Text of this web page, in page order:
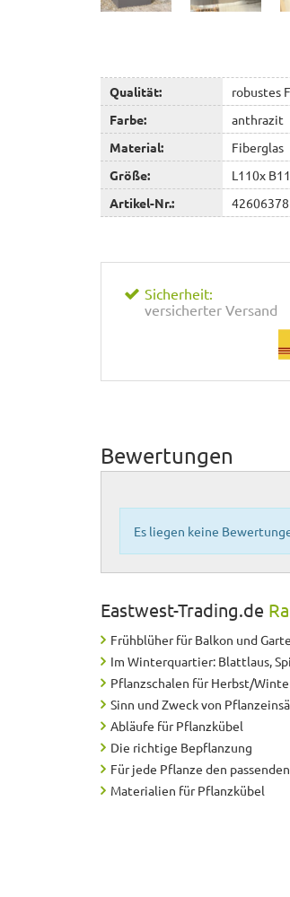
Qualität:
robustes
Farbe:
anthrazit
Material:
Fiberglas
Größe:
L110x
Artikel-Nr.:
Sicherheit:
versicherter Versand
Bewertungen
Es liegen keine
Eastwest-Trading.de
Frühblüher für Balkon und
Im Winterquartier: Blattlaus,
Pflanzschalen für Herbst/
Sinn und Zweck von
Abläufe für Pflanzkübel
Die richtige Bepflanzung
Für jede Pflanze den
Materialien für Pflanzkübel